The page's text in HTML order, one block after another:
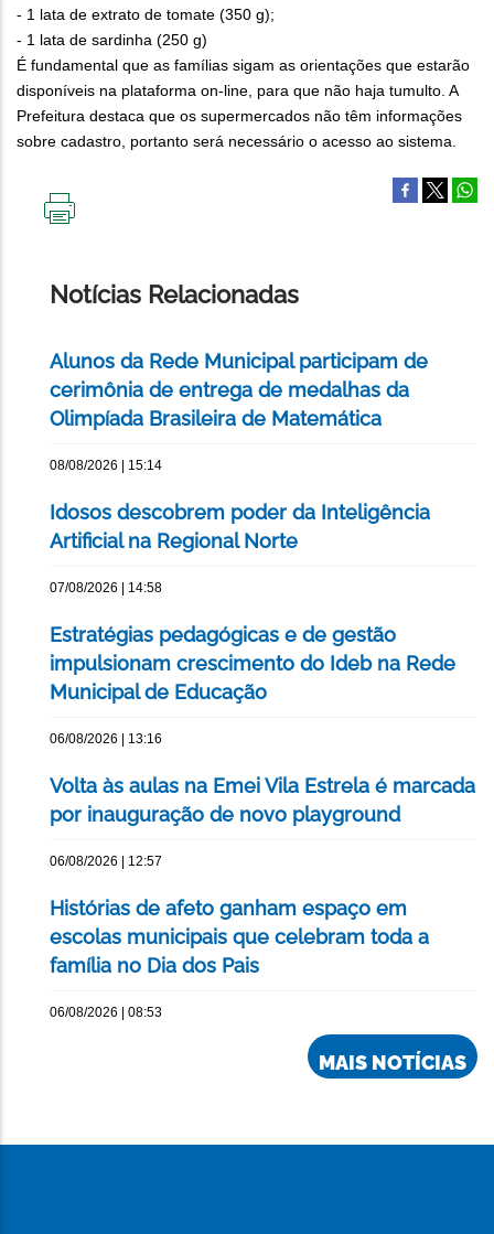
- 1 lata de extrato de tomate (350 g);
- 1 lata de sardinha (250 g)
É fundamental que as famílias sigam as orientações que estarão
disponíveis na plataforma on-line, para que não haja tumulto. A
Prefeitura destaca que os supermercados não têm informações
sobre cadastro, portanto será necessário o acesso ao sistema.
Notícias Relacionadas
Alunos da Rede Municipal participam de
cerimônia de entrega de medalhas da
Olimpíada Brasileira de Matemática
08/08/2026 | 15:14
Idosos descobrem poder da Inteligência
Artificial na Regional Norte
07/08/2026 | 14:58
Estratégias pedagógicas e de gestão
impulsionam crescimento do Ideb na Rede
Municipal de Educação
06/08/2026 | 13:16
Volta às aulas na Emei Vila Estrela é marcada
por inauguração de novo playground
06/08/2026 | 12:57
Histórias de afeto ganham espaço em
escolas municipais que celebram toda a
família no Dia dos Pais
06/08/2026 | 08:53
MAIS NOTÍCIAS